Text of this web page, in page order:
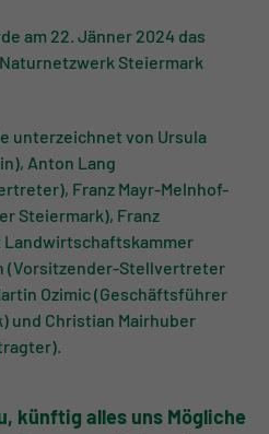
am 22. Jänner 2024 das
Steiermark
unterzeichnet von Ursula
Anton Lang
Franz Mayr-Melnhof-
Steiermark), Franz
Landwirtschaftskammer
(Vorsitzender-Stellvertreter
Ozimic (Geschäftsführer
und Christian Mairhuber
künftig alles uns Mögliche